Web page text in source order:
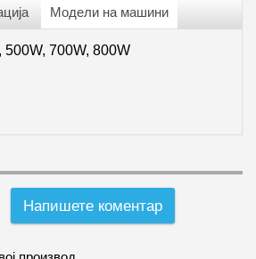
Модели на машини
500W, 700W, 800W
Напишете коментар